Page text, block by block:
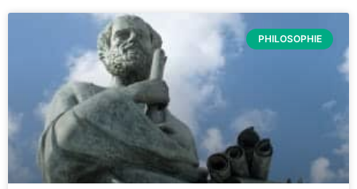
PHILOSOPHIE